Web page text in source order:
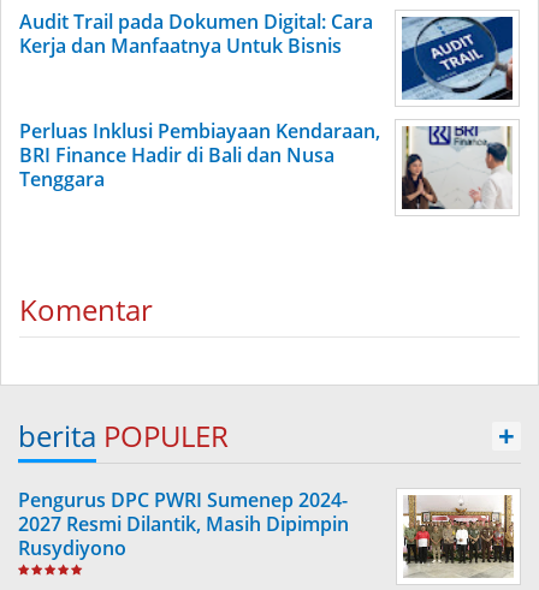
Audit Trail pada Dokumen Digital: Cara
Kerja dan Manfaatnya Untuk Bisnis
Perluas Inklusi Pembiayaan Kendaraan,
BRI Finance Hadir di Bali dan Nusa
Tenggara
Komentar
berita POPULER +
Pengurus DPC PWRI Sumenep 2024-
2027 Resmi Dilantik, Masih Dipimpin
Rusydiyono